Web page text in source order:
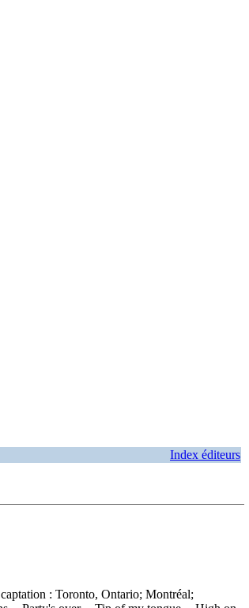
Index éditeurs
: Toronto, Ontario; Montréal;